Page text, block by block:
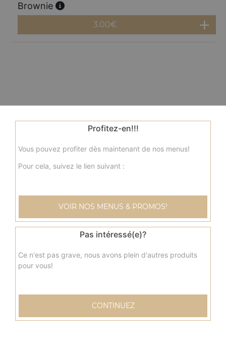
Brownie
3.00€
Profitez-en!!!
Vous pouvez profiter dès maintenant de nos menus!
Pour cela, suivez le lien suivant :
VOIR NOS MENUS & PROMOS!
Pas intéressé(e)?
Ce n'est pas grave, nous avons plein d'autres produits
pour vous!
CONTINUEZ